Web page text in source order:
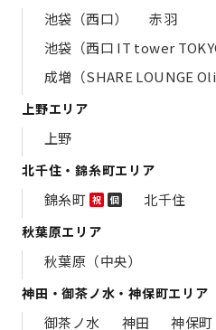
池袋（西口）
赤羽
池袋（西口 IT tower
成増（SHARE LOUNGE
上野エリア
上野
北千住・錦糸町エリア
錦糸町 祝 個 北千住
秋葉原エリア
秋葉原（中央）
神田・御茶ノ水・神保町エリア
御茶ノ水 神田 神保町